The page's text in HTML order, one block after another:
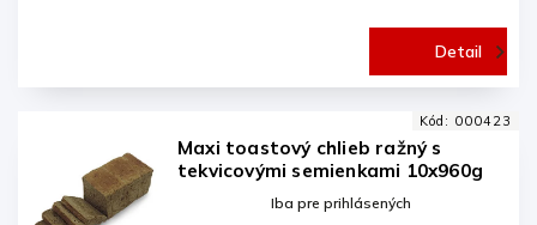
Detail
Maxi toastový chlieb ražný s
tekvicovými semienkami 10x960g
Iba pre prihlásených
Kód: 000423